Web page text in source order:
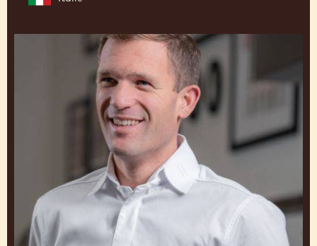
CIRO FRADDANNO
Chef, Chocolate Academy™ Milano
Italië
Martin
Diez